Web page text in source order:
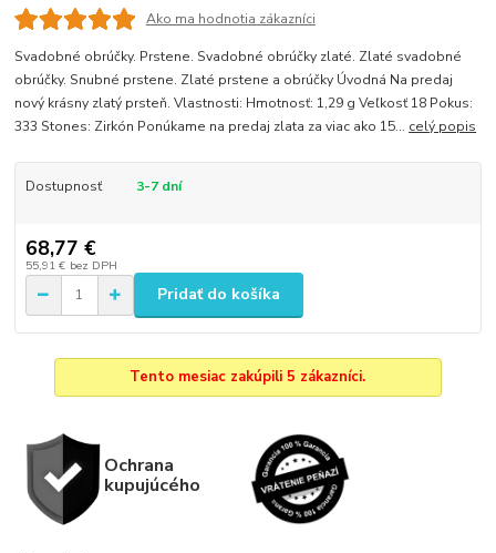
Ako ma hodnotia zákazníci
Svadobné obrúčky. Prstene. Svadobné obrúčky zlaté. Zlaté svadobné
obrúčky. Snubné prstene. Zlaté prstene a obrúčky Úvodná Na predaj
nový krásny zlatý prsteň. Vlastnosti: Hmotnosť: 1,29 g Veľkosť 18 Pokus:
333 Stones: Zirkón Ponúkame na predaj zlata za viac ako 15... celý popis
Dostupnosť 3-7 dní
68,77 €
55,91 € bez DPH
Pridať do košíka
Tento mesiac zakúpili 5 zákazníci.
Ochrana
kupujúcého